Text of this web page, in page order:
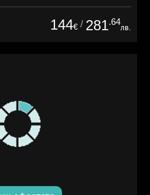
144€ / 281.64
лв.